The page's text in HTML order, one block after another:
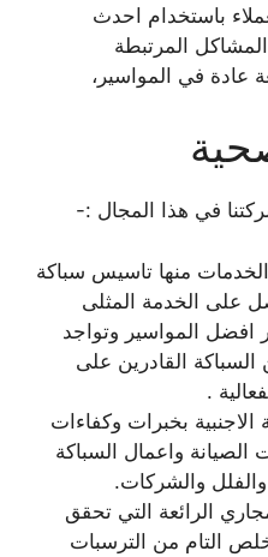
باستخدام احدث
المشاكل المرتبطة
عادة في المواسير،
في هذا المجال :-
منها تاسيس سباكة
على الخدمة المثلى
افضل المواسير وتواجد
القادرين على
.
الاجنبية بخبرات وكفاءات
الصيانة واعمال السباكة
والفلل والشركات.
الرائعة التي تحقق
التام من الترسبات